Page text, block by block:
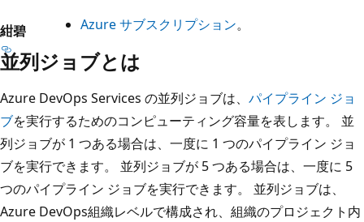
紺碧 Azure サブスクリプション。
並列ジョブとは
Azure DevOps Services の並列ジョブは、 パイプライン ジョ
ブを実行するためのコンピューティング容量を表します。 並
列ジョブが 1 つある場合は、一度に 1 つのパイプライン ジョ
ブを実行できます。 並列ジョブが 5 つある場合は、一度に 5
つのパイプライン ジョブを実行できます。 並列ジョブは、
Azure DevOps組織レベルで構成され、組織のプロジェクト内